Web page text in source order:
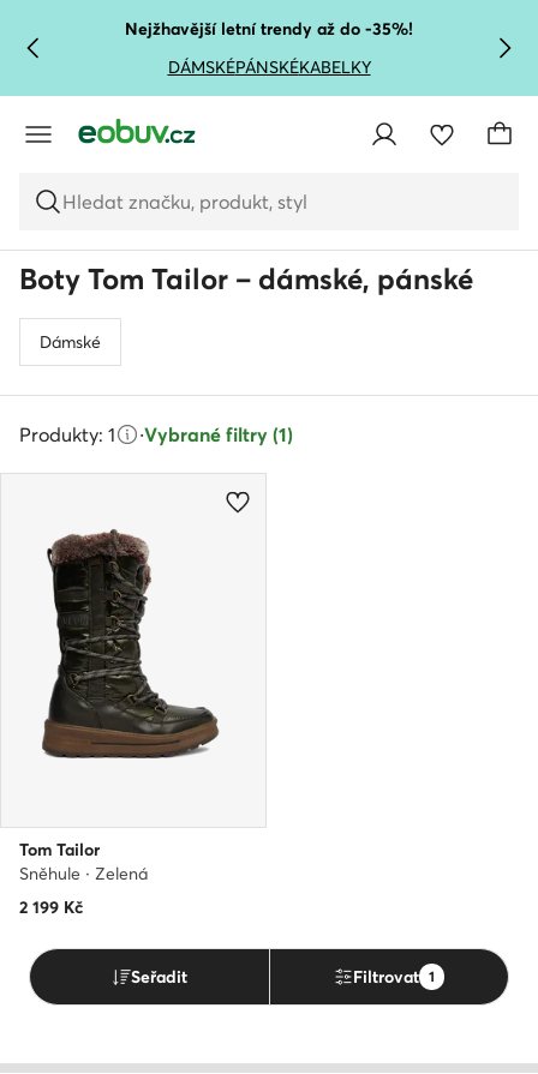
PŘEJÍT NA HLAVNÍ OBSAH
PŘEJÍT NA VYHLEDÁVÁNÍ
Nejžhavější letní trendy až do -35%!
DÁMSKÉPÁNSKÉKABELKY
Hledat značku, produkt, styl
Boty Tom Tailor – dámské, pánské
Dámské
Produkty: 1 ·Vybrané filtry (1)
Tom Tailor
Sněhule · Zelená
2 199 Kč
Seřadit Filtrovat 1